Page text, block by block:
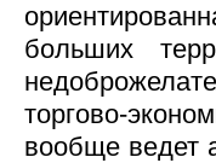
больших
торгово-
вообще ведет